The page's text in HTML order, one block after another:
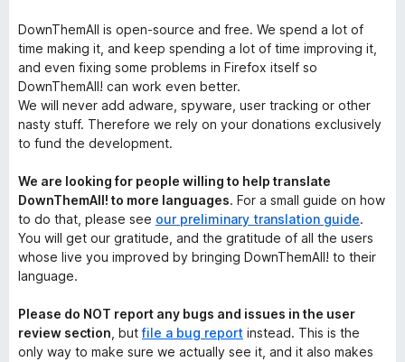
DownThemAll is open-source and free. We spend a lot of
time making it, and keep spending a lot of time improving it,
and even fixing some problems in Firefox itself so
DownThemAll! can work even better.
We will never add adware, spyware, user tracking or other
nasty stuff. Therefore we rely on your donations exclusively
to fund the development.
We are looking for people willing to help translate
DownThemAll! to more languages. For a small guide on how
to do that, please see our preliminary translation guide.
You will get our gratitude, and the gratitude of all the users
whose live you improved by bringing DownThemAll! to their
language.
Please do NOT report any bugs and issues in the user
review section , butfile a bug report instead. This is the
only way to make sure we actually see it, and it also makes